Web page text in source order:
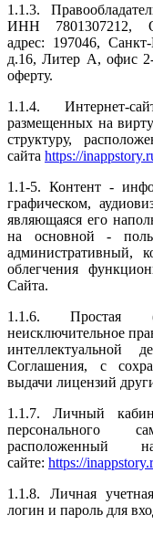
1.1.3.
ИНН 7801307212,
адрес: 197046,
д.16, Литер А, офис
оферту.
1.1.4. Интернет-
размещенных на
структуру,
сайта https://
1.1-5. Контент-
графическом,
являющаяся его
на основной -
административный,
облегчения
Сайта.
1.1.6.Простая
неисключительное
интеллектуальной
Соглашения, с
выдачи лицензий
1.1.7.Личный
персонального
расположенный
сайте: https://
1.1.8. Личная
логин и пароль для